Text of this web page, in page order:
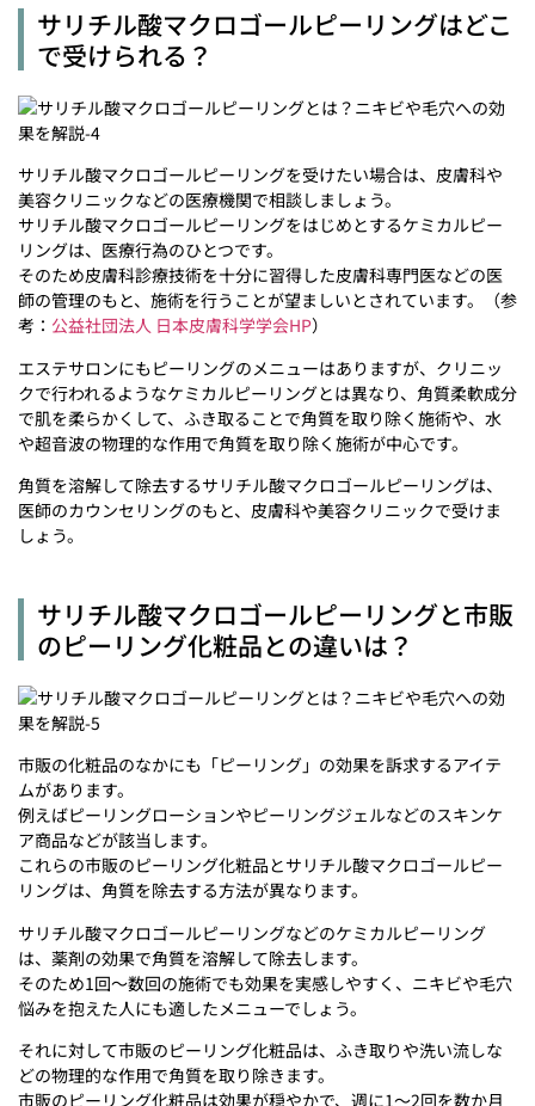
サリチル酸マクロゴールピーリングはどこ
で受けられる？
サリチル酸マクロゴールピーリングを受けたい場合は、皮膚科や
美容クリニックなどの医療機関で相談しましょう。
サリチル酸マクロゴールピーリングをはじめとするケミカルピー
リングは、医療行為のひとつです。
そのため皮膚科診療技術を十分に習得した皮膚科専門医などの医
師の管理のもと、施術を行うことが望ましいとされています。（参
考： 公益社団法人 日本皮膚科学学会HP）
エステサロンにもピーリングのメニューはありますが、クリニッ
クで行われるようなケミカルピーリングとは異なり、角質柔軟成分
で肌を柔らかくして、ふき取ることで角質を取り除く施術や、水
や超音波の物理的な作用で角質を取り除く施術が中心です。
角質を溶解して除去するサリチル酸マクロゴールピーリングは、
医師のカウンセリングのもと、皮膚科や美容クリニックで受けま
しょう。
サリチル酸マクロゴールピーリングと市販
のピーリング化粧品との違いは？
市販の化粧品のなかにも「ピーリング」の効果を訴求するアイテ
ムがあります。
例えばピーリングローションやピーリングジェルなどのスキンケ
ア商品などが該当します。
これらの市販のピーリング化粧品とサリチル酸マクロゴールピー
リングは、角質を除去する方法が異なります。
サリチル酸マクロゴールピーリングなどのケミカルピーリング
は、薬剤の効果で角質を溶解して除去します。
そのため1回～数回の施術でも効果を実感しやすく、ニキビや毛穴
悩みを抱えた人にも適したメニューでしょう。
それに対して市販のピーリング化粧品は、ふき取りや洗い流しな
どの物理的な作用で角質を取り除きます。
市販のピーリング化粧品は効果が穏やかで、週に1～2回を数か月